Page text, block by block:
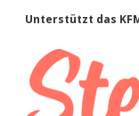
Unterstützt das